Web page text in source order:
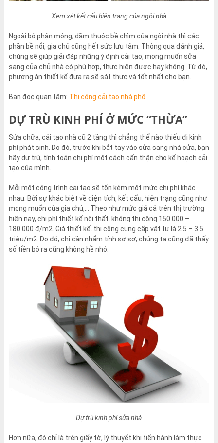
Xem xét kết cấu hiện trạng của ngôi nhà
Ngoài bộ phận móng, dầm thuộc bề chìm của ngôi nhà thì các
phần bề nổi, gia chủ cũng hết sức lưu tâm. Thông qua đánh giá,
chúng sẽ giúp giải đáp những ý định cải tạo, mong muốn sửa
sang của chủ nhà có phù hợp, thực hiện được hay không. Từ đó,
phương án thiết kế đưa ra sẽ sát thực và tốt nhất cho bạn.
Bạn đọc quan tâm: Thi công cải tạo nhà phố
DỰ TRÙ KINH PHÍ Ở MỨC “THỪA”
Sửa chữa, cải tạo nhà cũ 2 tầng thì chẳng thể nào thiếu đi kinh
phí phát sinh. Do đó, trước khi bắt tay vào sửa sang nhà cửa, bạn
hãy dự trù, tính toán chi phí một cách cẩn thận cho kế hoạch cải
tạo của mình.
Mỗi một công trình cải tạo sẽ tốn kém một mức chi phí khác
nhau. Bởi sự khác biệt về diện tích, kết cấu, hiện trạng cũng như
mong muốn của gia chủ,… Theo như mức giá cả trên thị trường
hiện nay, chi phí thiết kế nội thất, không thi công 150.000 –
180.000 đ/m2 . Giá thiết kế, thi công cung cấp vật tư là 2.5 – 3.5
triệu/m2 . Do đó, chỉ cần nhẩm tính sơ sơ, chúng ta cũng đã thấy
số tiền bỏ ra cũng không hề nhỏ.
Dự trù kinh phí sửa nhà
Hơn nữa, đó chỉ là trên giấy tờ, lý thuyết khi tiến hành làm thực